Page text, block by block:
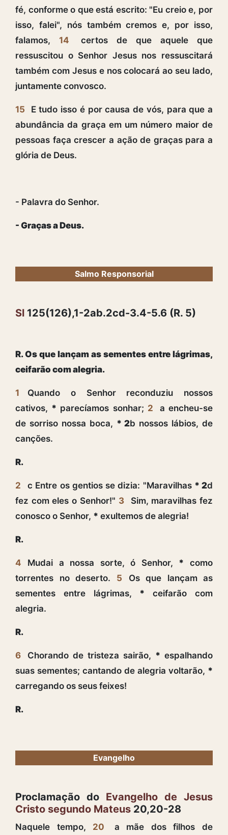
fé, conforme o que está escrito: "Eu creio e, por
isso, falei", nós também cremos e, por isso,
falamos, 14
certos de que aquele que
ressuscitou o Senhor Jesus nos ressuscitará
também com Jesus e nos colocará ao seu lado,
juntamente convosco.
15
E tudo isso é por causa de vós, para que a
abundância da graça em um número maior de
pessoas faça crescer a ação de graças para a
glória de Deus.
- Palavra do Senhor.
- Graças a Deus.
Salmo Responsorial
Sl 125(126),1-2ab.2cd-3.4-5.6 (R. 5)
R. Os que lançam as sementes entre lágrimas,
ceifarão com alegria.
1
Quando o Senhor reconduziu nossos
cativos, * parecíamos sonhar; 2
a encheu-se
de sorriso nossa boca, * 2b nossos lábios, de
canções.
R.
2 c Entre os gentios se dizia: "Maravilhas * 2d
fez com eles o Senhor!" 3
Sim, maravilhas fez
conosco o Senhor, * exultemos de alegria!
R.
4 Mudai a nossa sorte, ó Senhor, * como
torrentes no deserto. 5
Os que lançam as
sementes entre lágrimas, * ceifarão com
alegria.
R.
6 Chorando de tristeza sairão, * espalhando
suas sementes; cantando de alegria voltarão, *
carregando os seus feixes!
R.
Evangelho
Proclamação do Evangelho de Jesus
Cristo segundo Mateus 20,20-28
Naquele tempo, 20 a mãe dos filhos de